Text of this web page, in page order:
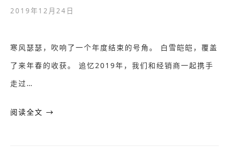
2019年12月24日
寒风瑟瑟，吹响了一个年度结束的号角。 白雪皑皑，覆盖
了来年春的收获。 追忆2019年，我们和经销商一起携手
走过…
阅读全文 →